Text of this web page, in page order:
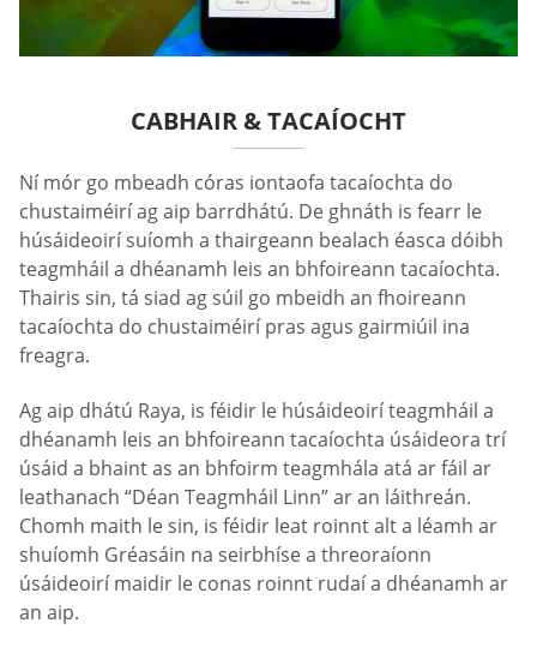
CABHAIR & TACAÍOCHT
Ní mór go mbeadh córas iontaofa tacaíochta do
chustaiméirí ag aip barrdhátú. De ghnáth is fearr le
húsáideoirí suíomh a thairgeann bealach éasca dóibh
teagmháil a dhéanamh leis an bhfoireann tacaíochta.
Thairis sin, tá siad ag súil go mbeidh an fhoireann
tacaíochta do chustaiméirí pras agus gairmiúil ina
freagra.
Ag aip dhátú Raya, is féidir le húsáideoirí teagmháil a
dhéanamh leis an bhfoireann tacaíochta úsáideora trí
úsáid a bhaint as an bhfoirm teagmhála atá ar fáil ar
leathanach “Déan Teagmháil Linn” ar an láithreán.
Chomh maith le sin, is féidir leat roinnt alt a léamh ar
shuíomh Gréasáin na seirbhíse a threoraíonn
úsáideoirí maidir le conas roinnt rudaí a dhéanamh ar
an aip.